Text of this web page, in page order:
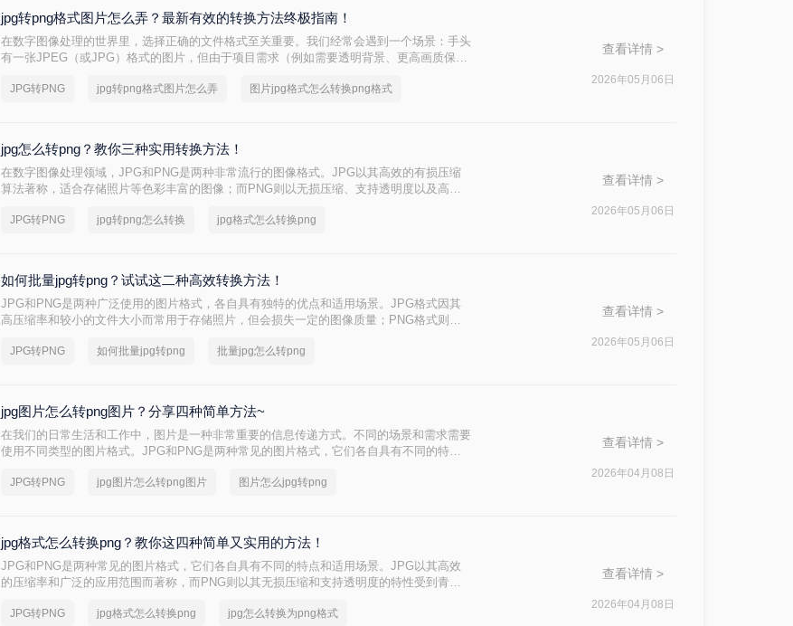
jpg转png格式图片怎么弄？最新有效的转换方法终极指南！
在数字图像处理的世界里，选择正确的文件格式至关重要。我们经常会遇到一个场景：手头
有一张JPEG（或JPG）格式的图片，但由于项目需求（例如需要透明背景、更高画质保
控制力上差异巨大。那么jpg转png格式图片怎么弄呢？
JPG转PNG jpg转png格式图片怎么弄 图片jpg格式怎么转换png格式
查看详情 >
2026年05月06日
jpg怎么转png？教你三种实用转换方法！
在数字图像处理领域，JPG和PNG是两种非常流行的图像格式。JPG以其高效的有损压缩
算法著称，适合存储照片等色彩丰富的图像；而PNG则以无损压缩、支持透明度以及高质
到需要保留图像质量的同时获得更灵活使用方式的需求时，往往会选择将JPG格式的图片转
JPG转PNG jpg转png怎么转换 jpg格式怎么转换png
查看详情 >
2026年05月06日
如何批量jpg转png？试试这二种高效转换方法！
JPG和PNG是两种广泛使用的图片格式，各自具有独特的优点和适用场景。JPG格式因其
高压缩率和较小的文件大小而常用于存储照片，但会损失一定的图像质量；PNG格式则以
大量的JPG图片批量转换为PNG格式，以满足特定的需求。那么如何批量jpg转png呢？本文
JPG转PNG 如何批量jpg转png 批量jpg怎么转png
查看详情 >
2026年05月06日
jpg图片怎么转png图片？分享四种简单方法~
在我们的日常生活和工作中，图片是一种非常重要的信息传递方式。不同的场景和需求需要
使用不同类型的图片格式。JPG和PNG是两种常见的图片格式，它们各自具有不同的特点
jpg图片怎么转png图片的方法。
JPG转PNG jpg图片怎么转png图片 图片怎么jpg转png
查看详情 >
2026年04月08日
jpg格式怎么转换png？教你这四种简单又实用的方法！
JPG和PNG是两种常见的图片格式，它们各自具有不同的特点和适用场景。JPG以其高效
的压缩率和广泛的应用范围而著称，而PNG则以其无损压缩和支持透明度的特性受到青
么转换png呢？本文将介绍三种实用的jpg转png方法，帮助您轻松完成转换。
JPG转PNG jpg格式怎么转换png jpg怎么转换为png格式
查看详情 >
2026年04月08日